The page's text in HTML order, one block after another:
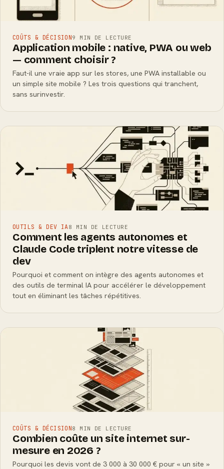
COÛTS & DÉCISION9 MIN DE LECTURE
Application mobile : native, PWA ou web
— comment choisir ?
Faut-il une vraie app sur les stores, une PWA installable ou
un simple site mobile ? Les trois questions qui tranchent,
sans surinvestir.
OUTILS & DEV IA8 MIN DE LECTURE
Comment les agents autonomes et
Claude Code triplent notre vitesse de
dev
Pourquoi et comment on intègre des agents autonomes et
des outils de terminal IA pour accélérer le développement
tout en éliminant les tâches répétitives.
COÛTS & DÉCISION8 MIN DE LECTURE
Combien coûte un site internet sur-
mesure en 2026 ?
Pourquoi les devis vont de 3 000 à 30 000 € pour « un site »